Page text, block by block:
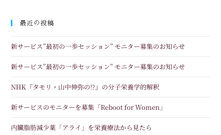
最近の投稿
新サービス”最初の一歩セッション” モニター募集のお知らせ
新サービス”最初の一歩セッション” モニター募集のお知らせ
NHK『タモリ・山中伸弥の!?』の分子栄養学的解釈
新サービスのモニターを募集「Reboot for Women」
内臓脂肪減少薬「アライ」を栄養療法から見たら